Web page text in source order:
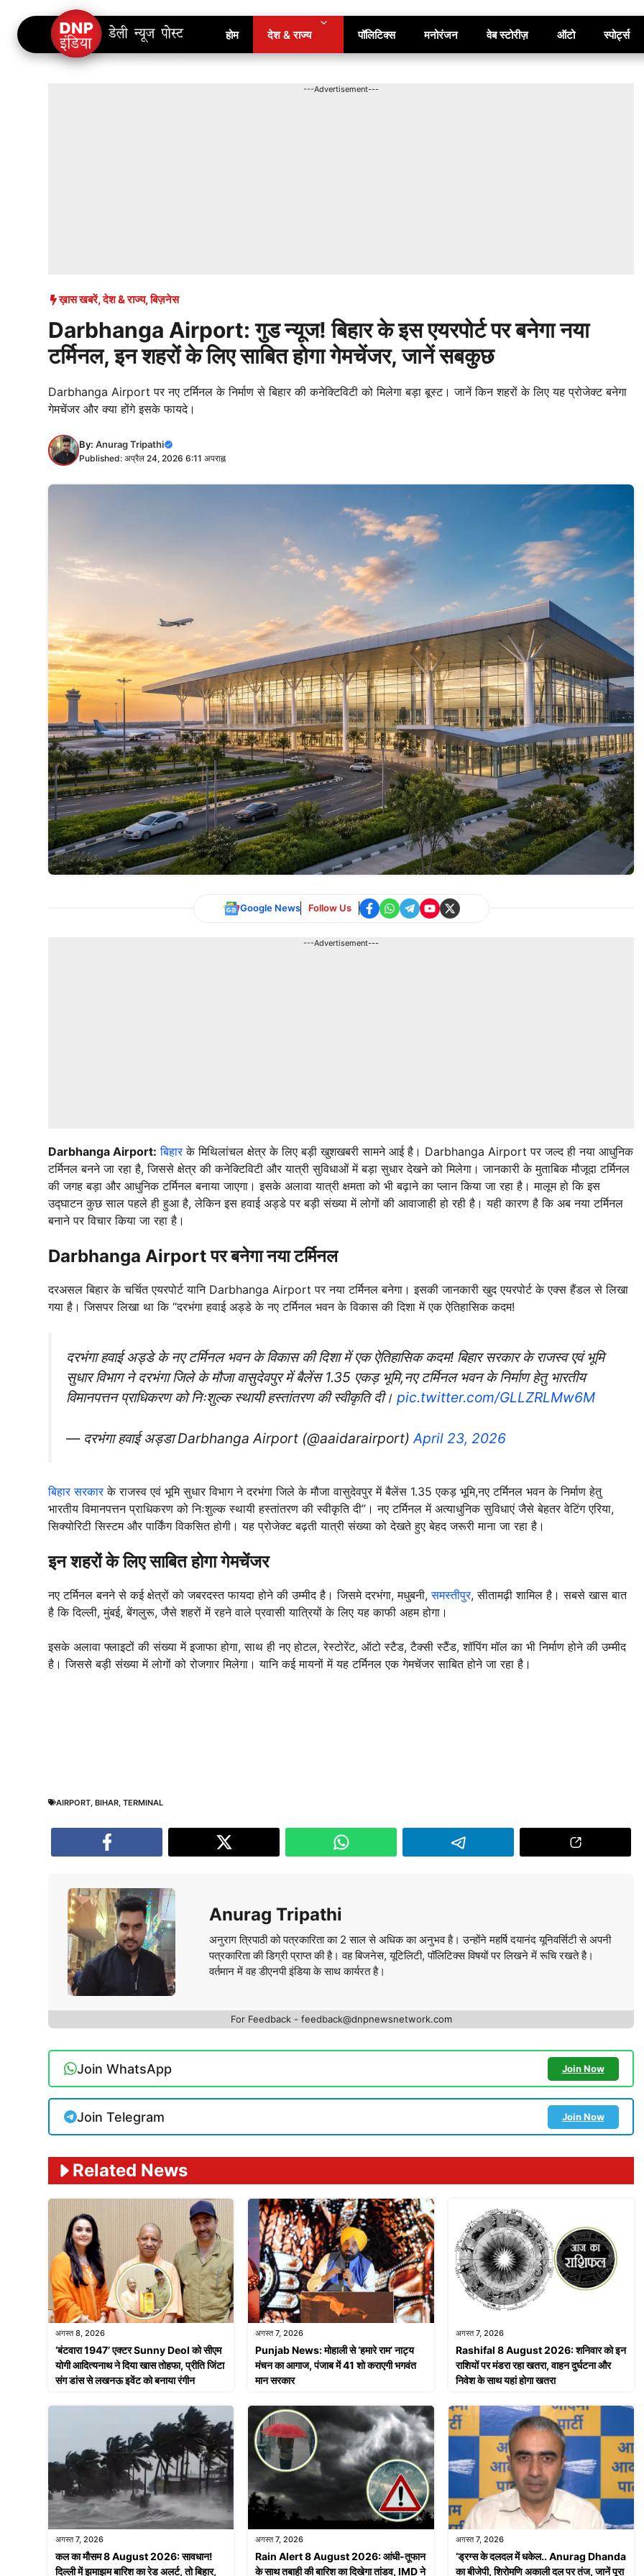
Skip
content
होम देश & राज्य पॉलिटिक्स मनोरंजन वेब स्टोरीज़ ऑटो स्पोर्ट्स
---Advertisement---
ख़ास खबरें,देश & राज्य,बिज़नेस
Darbhanga Airport: गुड न्यूज! बिहार के इस एयरपोर्ट पर बनेगा नया
टर्मिनल, इन शहरों के लिए साबित होगा गेमचेंजर, जानें सबकुछ
Darbhanga Airport पर नए टर्मिनल के निर्माण से बिहार की कनेक्टिविटी को मिलेगा बड़ा बूस्ट। जानें किन शहरों के लिए यह प्रोजेक्ट बनेगा
गेमचेंजर और क्या होंगे इसके फायदे।
By: Anurag Tripathi
Published: अप्रैल 24, 2026 6:11 अपराह्न
Google News Follow Us
---Advertisement---
Darbhanga Airport: बिहारके मिथिलांचल क्षेत्र के लिए बड़ी खुशखबरी सामने आई है। Darbhanga Airport पर जल्द ही नया आधुनिक
टर्मिनल बनने जा रहा है, जिससे क्षेत्र की कनेक्टिविटी और यात्री सुविधाओं में बड़ा सुधार देखने को मिलेगा। जानकारी के मुताबिक मौजूदा टर्मिनल
की जगह बड़ा और आधुनिक टर्मिनल बनाया जाएगा। इसके अलावा यात्री क्षमता को भी बढ़ाने का प्लान किया जा रहा है। मालूम हो कि इस
उद्घाटन कुछ साल पहले ही हुआ है, लेकिन इस हवाई अड्डे पर बड़ी संख्या में लोगों की आवाजाही हो रही है। यही कारण है कि अब नया टर्मिनल
बनाने पर विचार किया जा रहा है।
Darbhanga Airport पर बनेगा नया टर्मिनल
दरअसल बिहार के चर्चित एयरपोर्ट यानि Darbhanga Airport पर नया टर्मिनल बनेगा। इसकी जानकारी खुद एयरपोर्ट के एक्स हैंडल से लिखा
गया है। जिसपर लिखा था कि “दरभंगा हवाई अड्डे के नए टर्मिनल भवन के विकास की दिशा में एक ऐतिहासिक कदम!
दरभंगा हवाई अड्डे के नए टर्मिनल भवन के विकास की दिशा में एक ऐतिहासिक कदम! बिहार सरकार के राजस्व एवं भूमि
सुधार विभाग ने दरभंगा जिले के मौजा वासुदेवपुर में बैलेंस 1.35 एकड़ भूमि,नए टर्मिनल भवन के निर्माण हेतु भारतीय
विमानपत्तन प्राधिकरण को निःशुल्क स्थायी हस्तांतरण की स्वीकृति दी। pic.twitter.com/GLLZRLMw6M
— दरभंगा हवाई अड्डा Darbhanga Airport (@aaidarairport) April 23, 2026
बिहार सरकारके राजस्व एवं भूमि सुधार विभाग ने दरभंगा जिले के मौजा वासुदेवपुर में बैलेंस 1.35 एकड़ भूमि,नए टर्मिनल भवन के निर्माण हेतु
भारतीय विमानपत्तन प्राधिकरण को निःशुल्क स्थायी हस्तांतरण की स्वीकृति दी”। नए टर्मिनल में अत्याधुनिक सुविधाएं जैसे बेहतर वेटिंग एरिया,
सिक्योरिटी सिस्टम और पार्किंग विकसित होगी। यह प्रोजेक्ट बढ़ती यात्री संख्या को देखते हुए बेहद जरूरी माना जा रहा है।
इन शहरों के लिए साबित होगा गेमचेंजर
नए टर्मिनल बनने से कई क्षेत्रों को जबरदस्त फायदा होने की उम्मीद है। जिसमे दरभंगा, मधुबनी,समस्तीपुर, सीतामढ़ी शामिल है। सबसे खास बात
है कि दिल्ली, मुंबई, बेंगलुरू, जैसे शहरों में रहने वाले प्रवासी यात्रियों के लिए यह काफी अहम होगा।
इसके अलावा फ्लाइटों की संख्या में इजाफा होगा, साथ ही नए होटल, रेस्टोरेंट, ऑटो स्टैड, टैक्सी स्टैंड, शॉपिंग मॉल का भी निर्माण होने की उम्मीद
है। जिससे बड़ी संख्या में लोगों को रोजगार मिलेगा। यानि कई मायनों में यह टर्मिनल एक गेमचेंजर साबित होने जा रहा है।
AIRPORT, BIHAR, TERMINAL
Anurag Tripathi
अनुराग त्रिपाठी को पत्रकारिता का 2 साल से अधिक का अनुभव है। उन्होंने महर्षि दयानंद यूनिवर्सिटी से अपनी
पत्रकारिता की डिग्री प्राप्त की है। वह बिजनेस, यूटिलिटी, पॉलिटिक्स विषयों पर लिखने में रूचि रखते है।
वर्तमान में वह डीएनपी इंडिया के साथ कार्यरत है।
For Feedback - feedback@dnpnewsnetwork.com
Join WhatsApp Join Now
Join Telegram Join Now
Related News
अगस्त 8, 2026
‘बंटवारा 1947’ एक्टर Sunny Deol को सीएम
योगी आदित्यनाथ ने दिया खास तोहफा, प्रीति जिंटा
संग डांस से लखनऊ इवेंट को बनाया रंगीन
अगस्त 7, 2026
Punjab News: मोहाली से ‘हमारे राम’ नाट्य
मंचन का आगाज, पंजाब में 41 शो कराएगी भगवंत
मान सरकार
अगस्त 7, 2026
Rashifal 8 August 2026: शनिवार को इन
राशियों पर मंडरा रहा खतरा, वाहन दुर्घटना और
निवेश के साथ यहां होगा खतरा
अगस्त 7, 2026
कल का मौसम 8 August 2026: सावधान!
दिल्ली में झमाझम बारिश का रेड अलर्ट, तो बिहार,
अगस्त 7, 2026
Rain Alert 8 August 2026: आंधी-तूफान
के साथ तबाही की बारिश का दिखेगा तांडव, IMD ने
अगस्त 7, 2026
‘ड्रग्स के दलदल में धकेल.. Anurag Dhanda
का बीजेपी, शिरोमणि अकाली दल पर तंज, जानें पूरा